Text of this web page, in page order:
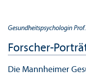
Gesundheits­psychologin
Forscher-
Die Mannheimer